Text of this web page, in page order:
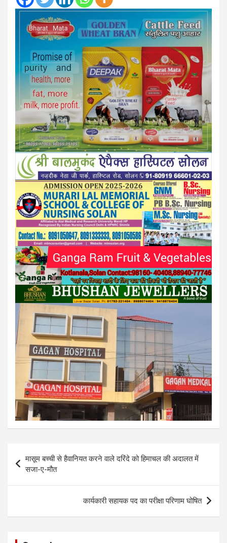
navigation
मासूम बच्ची से हैवानियत करने वाले दरिंदे को हिमाचल की अदालत में
सजा-ए-मौत
कार्यकारी सहायक पद का परीक्षा परिणाम घोषित